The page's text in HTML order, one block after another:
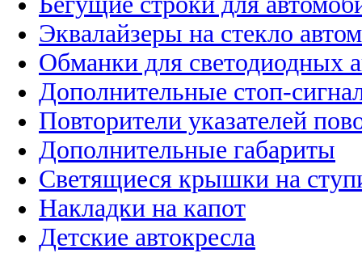
Эквалайзеры на стекло
Обманки для светодиодных
Дополнительные стоп-
Повторители указателей
Дополнительные габариты
Светящиеся крышки на
Накладки на капот
Детские автокресла